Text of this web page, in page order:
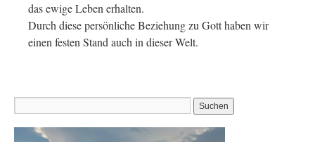
das ewige Leben erhalten.
Durch diese persönliche Beziehung zu Gott haben wir
einen festen Stand auch in dieser Welt.